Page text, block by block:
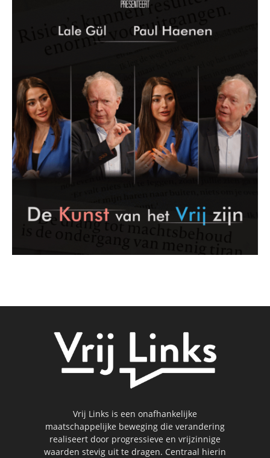
Vrij Links is een onafhankelijke
maatschappelijke beweging die verandering
realiseert door progressieve en vrijzinnige
waarden stevig uit te dragen. Centraal hierin